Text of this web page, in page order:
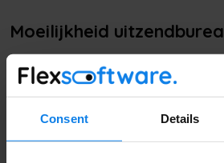
Consent Details
Moeilijkheid
De moeilijkheid van uitzendbureau
uitzendsoftware over het
duur. Zodoende werken
Volledige Naam